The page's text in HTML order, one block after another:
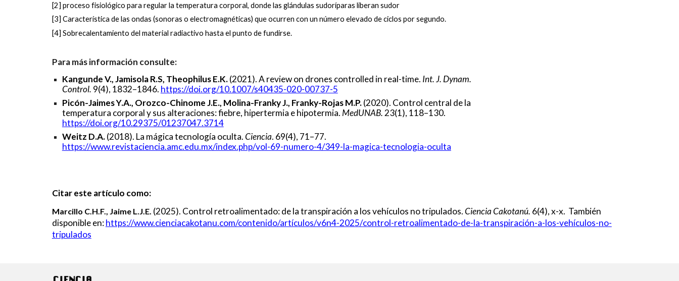
[2] proceso fisiológico para regular la temperatura corporal, donde las glándulas sudoríparas liberan sudor
[3] Característica de las ondas (sonoras o electromagnéticas) que ocurren con un número elevado de ciclos por segundo.
[4] Sobrecalentamiento del material radiactivo hasta el punto de fundirse.
Para más información consulte:
Kangunde V., Jamisola R.S, Theophilus E.K.(2021). A review on drones controlled in real-time. Int. J. Dynam.
Control. 9(4), 1832–1846. https://doi.org/10.1007/s40435-020-00737-5
Picón-Jaimes Y.A., Orozco-Chinome J.E., Molina-Franky J., Franky-Rojas M.P.(2020). Control central de la
temperatura corporal y sus alteraciones: fiebre, hipertermia e hipotermia. MedUNAB. 23(1), 118–130.
https://doi.org/10.29375/01237047.3714
Weitz D.A.(2018). La mágica tecnología oculta.Ciencia. 69(4), 71–77.
https://www.revistaciencia.amc.edu.mx/index.php/vol-69-numero-4/349-la-magica-tecnologia-oculta
Citar este artículo como:
Marcillo C.H.F., Jaime L.J.E. (2025). Control retroalimentado: de la transpiración a los vehículos no tripulados.Ciencia Cakotanú. 6(4), x-x. También
disponible en: https://www.cienciacakotanu.com/contenido/artículos/v6n4-2025/control-retroalimentado-de-la-transpiración-a-los-vehículos-no-
tripulados